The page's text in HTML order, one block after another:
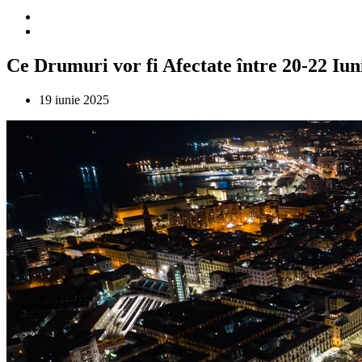
Ce Drumuri vor fi Afectate între 20-22
19 iunie 2025